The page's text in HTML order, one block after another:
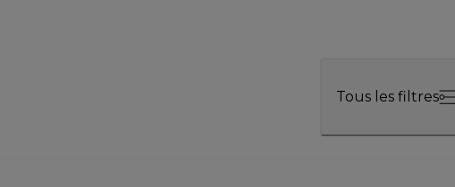
Tous les filtres